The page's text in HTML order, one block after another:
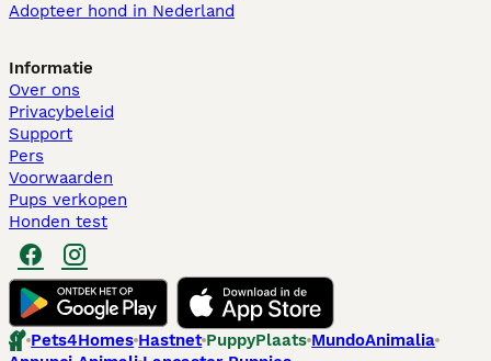
Adopteer hond in Nederland
Informatie
Over ons
Privacybeleid
Support
Pers
Voorwaarden
Pups verkopen
Honden test
Pets4Homes Hastnet PuppyPlaats MundoAnimalia